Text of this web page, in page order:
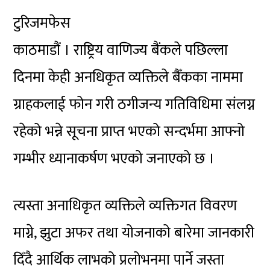
टुरिजमफेस
काठमाडौं । राष्ट्रिय वाणिज्य बैंकले पछिल्ला
दिनमा केही अनधिकृत व्यक्तिले बैँकका नाममा
ग्राहकलाई फोन गरी ठगीजन्य गतिविधिमा संलग्न
रहेको भन्ने सूचना प्राप्त भएको सन्दर्भमा आफ्नो
गम्भीर ध्यानाकर्षण भएको जनाएको छ ।
त्यस्ता अनाधिकृत व्यक्तिले व्यक्तिगत विवरण
माग्ने, झुटा अफर तथा योजनाको बारेमा जानकारी
दिँदै आर्थिक लाभको प्रलोभनमा पार्ने जस्ता